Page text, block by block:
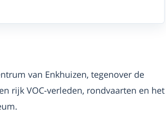
van Enkhuizen, tegenover de
rijk VOC-verleden, rondvaarten en het